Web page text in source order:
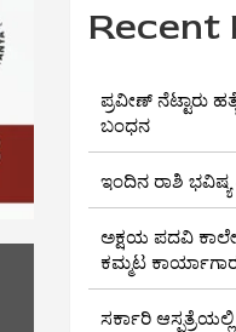
Recent
ಪ್ರವೀಣ್ ನೆಟ್ಟಾರು
ಬಂಧನ
ಇಂದಿನ ರಾಶಿ ಭವಿಷ್ಯ
ಅಕ್ಷಯ ಪದವಿ
ಕಮ್ಮಟ
ಸರ್ಕಾರಿ